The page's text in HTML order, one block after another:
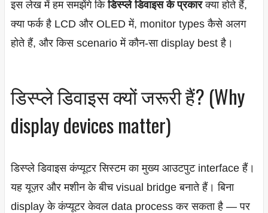
इस लेख में हम समझेंगे किडिस्प्ले डिवाइस के प्रकारक्या होते हैं,
क्या फर्क है LCD और OLED में, monitor types कैसे अलग
होते हैं, और किस scenario में कौन-सा display best है।
डिस्प्ले डिवाइस क्यों जरूरी हैं? (Why
display devices matter)
डिस्प्ले डिवाइस कंप्यूटर सिस्टम का मुख्य आउटपुट interface हैं।
यह यूज़र और मशीन के बीच visual bridge बनाते हैं। बिना
display के कंप्यूटर केवल data process कर सकता है — पर